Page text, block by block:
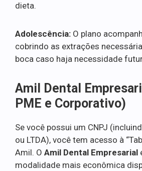
dieta.
Adolescência: O plano
cobrindo as extrações
boca caso haja necessidade
Amil Dental
PME e Corporativo)
Se você possui um CNPJ
ou LTDA), você tem acesso à
Amil. O Amil Dental Empresarial
modalidade mais econômica